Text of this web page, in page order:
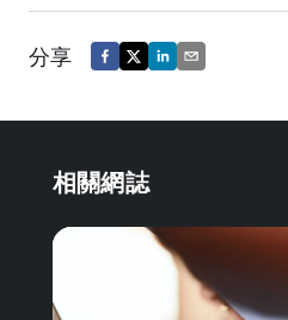
分享
相關網誌